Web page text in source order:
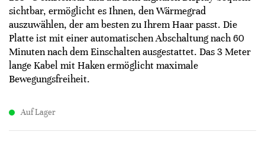
sichtbar, ermöglicht es Ihnen, den Wärmegrad
auszuwählen, der am besten zu Ihrem Haar passt. Die
Platte ist mit einer automatischen Abschaltung nach 60
Minuten nach dem Einschalten ausgestattet. Das 3 Meter
lange Kabel mit Haken ermöglicht maximale
Bewegungsfreiheit.
Auf Lager